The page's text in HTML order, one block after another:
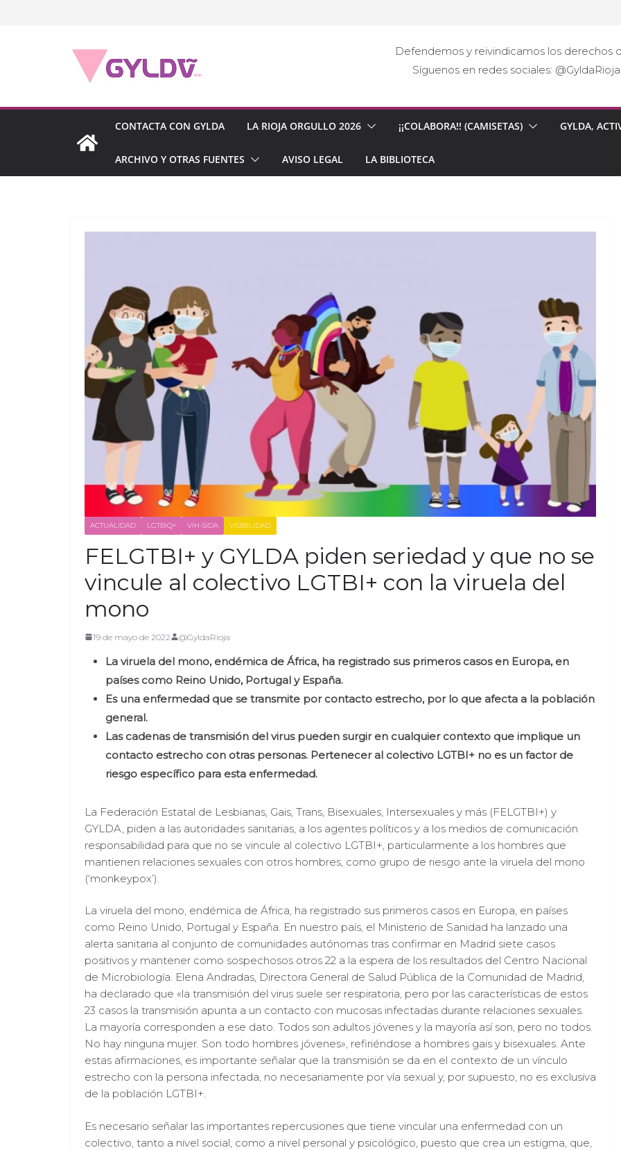
Defendemos y reivindicamos los derechos
Síguenos en redes sociales:
CONTACTA CON GYLDA LA RIOJA ORGULLO 2026 ¡¡COLABORA!! (CAMISETAS) GYLDA,
ARCHIVO Y OTRAS FUENTES AVISO LEGAL LA BIBLIOTECA
ACTUALIDAD LGTBIQ+ VIH-SIDA VISIBILIDAD
FELGTBI+ y GYLDA piden seriedad y que no se
vincule al colectivo LGTBI+ con la viruela del
mono
19 de mayo de 2022 @GyldaRioja
La viruela del mono, endémica de África, ha registrado sus primeros casos en Europa, en
países como Reino Unido, Portugal y España.
Es una enfermedad que se transmite por contacto estrecho, por lo que afecta a la población
general.
Las cadenas de transmisión del virus pueden surgir en cualquier contexto que implique un
contacto estrecho con otras personas. Pertenecer al colectivo LGTBI+ no es un factor de
riesgo específico para esta enfermedad.
La Federación Estatal de Lesbianas, Gais, Trans, Bisexuales, Intersexuales y más (FELGTBI+) y
GYLDA, piden a las autoridades sanitarias, a los agentes políticos y a los medios de comunicación
responsabilidad para que no se vincule al colectivo LGTBI+, particularmente a los hombres que
mantienen relaciones sexuales con otros hombres, como grupo de riesgo ante la viruela del mono
(‘monkeypox’).
La viruela del mono, endémica de África, ha registrado sus primeros casos en Europa, en países
como Reino Unido, Portugal y España. En nuestro país, el Ministerio de Sanidad ha lanzado una
alerta sanitaria al conjunto de comunidades autónomas tras confirmar en Madrid siete casos
positivos y mantener como sospechosos otros 22 a la espera de los resultados del Centro Nacional
de Microbiología. Elena Andradas, Directora General de Salud Pública de la Comunidad de Madrid,
ha declarado que «la transmisión del virus suele ser respiratoria, pero por las características de estos
23 casos la transmisión apunta a un contacto con mucosas infectadas durante relaciones sexuales.
La mayoría corresponden a ese dato. Todos son adultos jóvenes y la mayoría así son, pero no todos.
No hay ninguna mujer. Son todo hombres jóvenes», refiriéndose a hombres gais y bisexuales. Ante
estas afirmaciones, es importante señalar que la transmisión se da en el contexto de un vínculo
estrecho con la persona infectada, no necesariamente por vía sexual y, por supuesto, no es exclusiva
de la población LGTBI+.
Es necesario señalar las importantes repercusiones que tiene vincular una enfermedad con un
colectivo, tanto a nivel social, como a nivel personal y psicológico, puesto que crea un estigma, que,